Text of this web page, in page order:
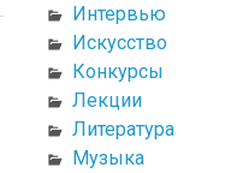
Интервью
Искусство
Конкурсы
Лекции
Литература
Музыка